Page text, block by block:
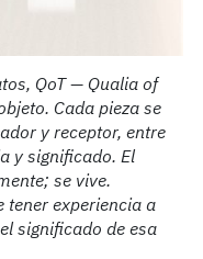
QoT — Qualia of
Cada pieza se
y receptor, entre
y significado. El
se vive.
tener experiencia a
significado de esa